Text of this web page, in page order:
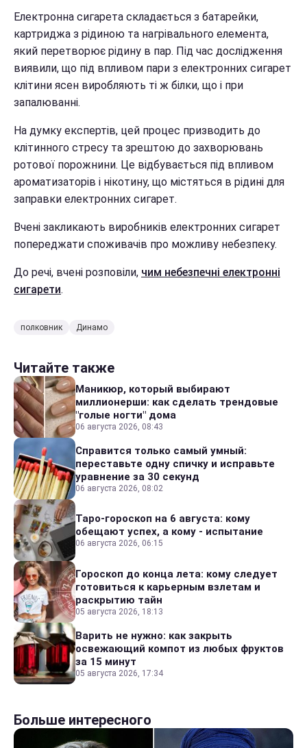
Електронна сигарета складається з батарейки,
картриджа з рідиною та нагрівального елемента,
який перетворює рідину в пар. Під час дослідження
виявили, що під впливом пари з електронних сигарет
клітини ясен виробляють ті ж білки, що і при
запалюванні.
На думку експертів, цей процес призводить до
клітинного стресу та зрештою до захворювань
ротової порожнини. Це відбувається під впливом
ароматизаторів і нікотину, що містяться в рідині для
заправки електронних сигарет.
Вчені закликають виробників електронних сигарет
попереджати споживачів про можливу небезпеку.
До речі, вчені розповіли, чим небезпечні електронні
сигарети.
полковник Динамо
Читайте также
Маникюр, который выбирают
миллионерши: как сделать трендовые
"голые ногти" дома
06 августа 2026, 08:43
Справится только самый умный:
переставьте одну спичку и исправьте
уравнение за 30 секунд
06 августа 2026, 08:02
Таро-гороскоп на 6 августа: кому
обещают успех, а кому - испытание
06 августа 2026, 06:15
Гороскоп до конца лета: кому следует
готовиться к карьерным взлетам и
раскрытию тайн
05 августа 2026, 18:13
Варить не нужно: как закрыть
освежающий компот из любых фруктов
за 15 минут
05 августа 2026, 17:34
Больше интересного